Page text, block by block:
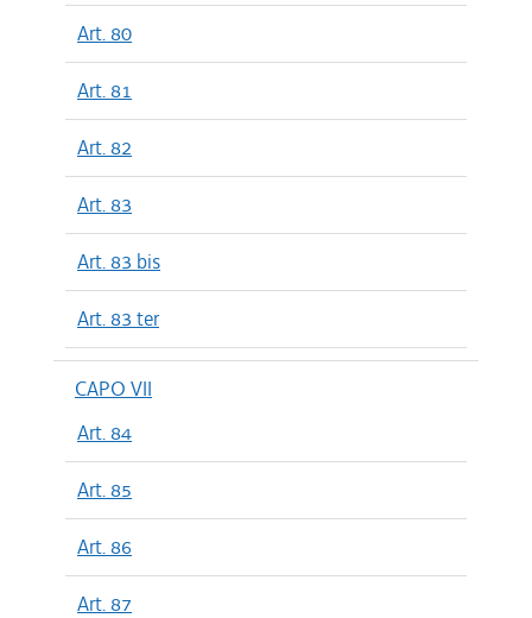
Art. 80
Art. 81
Art. 82
Art. 83
Art. 83 bis
Art. 83 ter
CAPO VII
Art. 84
Art. 85
Art. 86
Art. 87